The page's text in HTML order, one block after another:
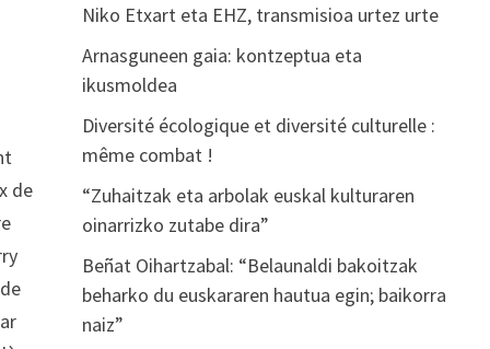
de
Niko Etxart eta EHZ, transmisioa urtez urte
Arnasguneen gaia: kontzeptua eta
ikusmoldea
Diversité écologique et diversité culturelle :
même combat !
“Zuhaitzak eta arbolak euskal kulturaren
oinarrizko zutabe dira”
Beñat Oihartzabal: “Belaunaldi bakoitzak
beharko du euskararen hautua egin; baikorra
naiz”